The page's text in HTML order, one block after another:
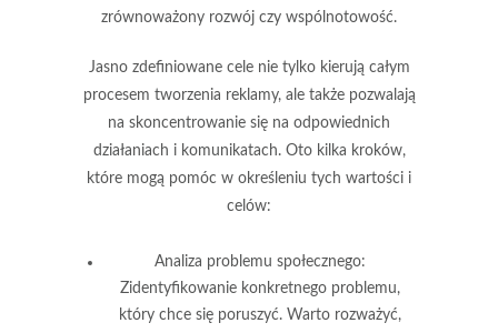
zrównoważony rozwój czy wspólnotowość.
Jasno zdefiniowane cele nie tylko kierują całym
procesem tworzenia reklamy, ale także pozwalają
na skoncentrowanie się na odpowiednich
działaniach i komunikatach. Oto kilka kroków,
które mogą pomóc w określeniu tych wartości i
celów:
Analiza problemu społecznego:
Zidentyfikowanie konkretnego problemu,
który chce się poruszyć. Warto rozważyć,